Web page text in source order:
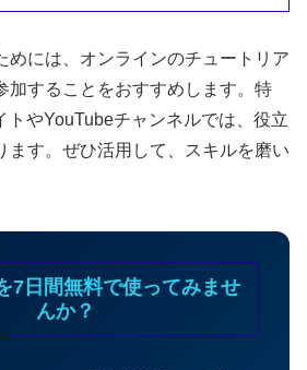
めには、オンラインのチュートリア
加することをおすすめします。特
トやYouTubeチャンネルでは、役立
ます。ぜひ活用して、スキルを磨い
7日間無料で使ってみませ
んか？